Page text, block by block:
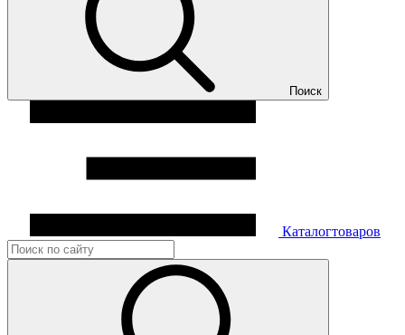
Поиск
Каталогтоваров